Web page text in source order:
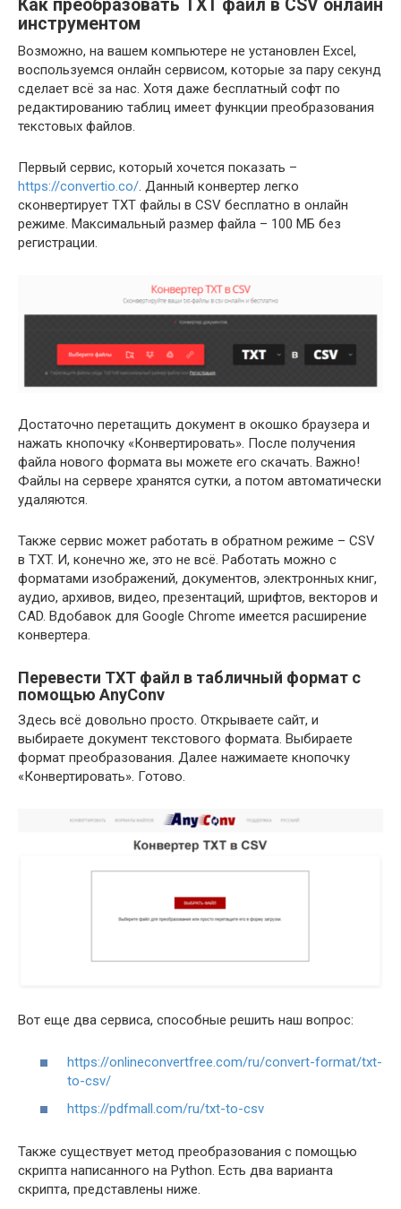
Как преобразовать TXT файл в CSV онлайн
инструментом
Возможно, на вашем компьютере не установлен Excel,
воспользуемся онлайн сервисом, которые за пару секунд
сделает всё за нас. Хотя даже бесплатный софт по
редактированию таблиц имеет функции преобразования
текстовых файлов.
Первый сервис, который хочется показать –
https://convertio.co/ . Данный конвертер легко
сконвертирует TXT файлы в CSV бесплатно в онлайн
режиме. Максимальный размер файла – 100 МБ без
регистрации.
Достаточно перетащить документ в окошко браузера и
нажать кнопочку «Конвертировать». После получения
файла нового формата вы можете его скачать. Важно!
Файлы на сервере хранятся сутки, а потом автоматически
удаляются.
Также сервис может работать в обратном режиме – CSV
в TXT. И, конечно же, это не всё. Работать можно с
форматами изображений, документов, электронных книг,
аудио, архивов, видео, презентаций, шрифтов, векторов и
CAD. Вдобавок для Google Chrome имеется расширение
конвертера.
Перевести TXT файл в табличный формат с
помощью AnyConv
Здесь всё довольно просто. Открываете сайт, и
выбираете документ текстового формата. Выбираете
формат преобразования. Далее нажимаете кнопочку
«Конвертировать». Готово.
Вот еще два сервиса, способные решить наш вопрос:
https://onlineconvertfree.com/ru/convert-format/txt-
to-csv/
https://pdfmall.com/ru/txt-to-csv
Также существует метод преобразования с помощью
скрипта написанного на Python. Есть два варианта
скрипта, представлены ниже.